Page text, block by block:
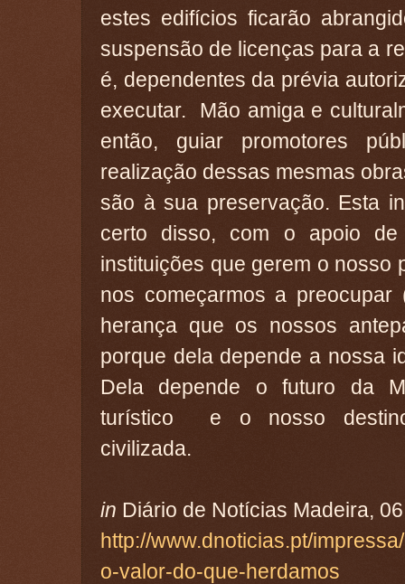
estes edifícios ficarão
suspensão de licenças para a
é, dependentes da prévia
executar. Mão amiga e
então, guiar promotores
realização dessas mesmas
são à sua preservação. Esta
certo disso, com o apoio
instituições que gerem o nosso
nos começarmos a
herança que os nossos
porque dela depende a nossa
Dela depende o futuro da
turístico e o nosso
civilizada.
in Diário de Notícias Madeira,
http://www.dnoticias.pt/
o-valor-do-que-herdamos